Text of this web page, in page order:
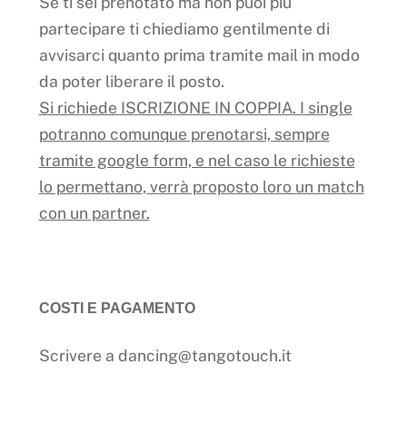
partecipare ti chiediamo gentilmente di
avvisarci quanto prima tramite mail in modo
da poter liberare il posto.
Si richiede ISCRIZIONE IN COPPIA. I single
potranno comunque prenotarsi, sempre
tramite google form, e nel caso le richieste
lo permettano, verrà proposto loro un match
con un partner.
COSTI E PAGAMENTO
Scrivere a dancing@tangotouch.it